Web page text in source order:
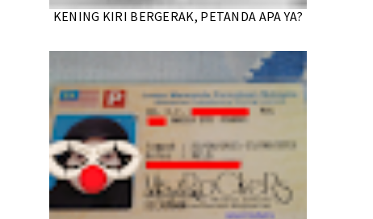
KENING KIRI BERGERAK, PETANDA APA YA?